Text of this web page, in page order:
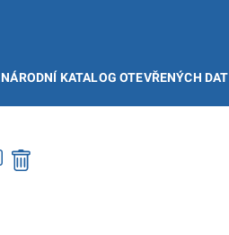
NÁRODNÍ KATALOG OTEVŘENÝCH DAT